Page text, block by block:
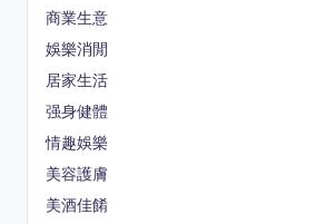
商業生意
娛樂消閒
居家生活
强身健體
情趣娛樂
美容護膚
美酒佳餚